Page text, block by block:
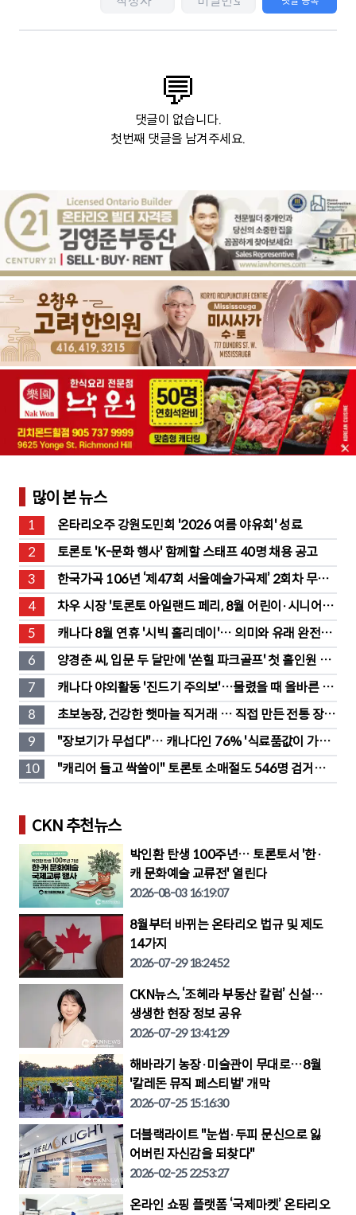
💬
댓글이 없습니다.
첫번째 댓글을 남겨주세요.
많이 본 뉴스
1
온타리오주 강원도민회 '2026 여름 야유회' 성료
2
토론토 'K-문화 행사' 함께할 스태프 40명 채용 공고
3
한국가곡 106년 ‘제47회 서울예술가곡제’ 2회차 무대
성황
4
차우 시장 '토론토 아일랜드 페리, 8월 어린이·시니어 무
료' 발표
5
캐나다 8월 연휴 '시빅 홀리데이'… 의미와 유래 완전정
리
6
양경춘 씨, 입문 두 달만에 '쏜힐 파크골프' 첫 홀인원 주
인공
7
캐나다 야외활동 '진드기 주의보'…물렸을 때 올바른 대
처법은?
8
초보농장, 건강한 햇마늘 직거래 … 직접 만든 전통 장류
도 판매
9
"장보기가 무섭다"… 캐나다인 76% '식료품값이 가장
부담'
10
"캐리어 들고 싹쓸이" 토론토 소매절도 546명 검거…
훔친 물건 재유통
CKN 추천뉴스
박인환 탄생 100주년… 토론토서 '한·
캐 문화예술 교류전' 열린다
2026-08-03 16:19:07
8월부터 바뀌는 온타리오 법규 및 제도
14가지
2026-07-29 18:24:52
CKN뉴스, ‘조혜라 부동산 칼럼’ 신설…
생생한 현장 정보 공유
2026-07-29 13:41:29
해바라기 농장·미술관이 무대로…8월
'칼레돈 뮤직 페스티벌' 개막
2026-07-25 15:16:30
더블랙라이트 "눈썹·두피 문신으로 잃
어버린 자신감을 되찾다"
2026-02-25 22:53:27
온라인 쇼핑 플랫폼 ‘국제마켓’ 온타리오